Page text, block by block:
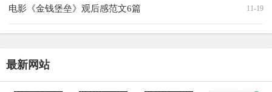
11-19
电影《金钱堡垒》观后感范文6篇
最新网站